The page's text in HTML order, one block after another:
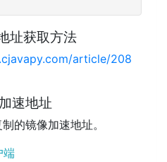
址获取方法
article/208
速地址
的镜像加速地址。
端